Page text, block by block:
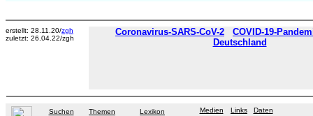
erstellt: 28.11.20/zgh
zuletzt: 26.04.22/zgh
Coronavirus-SARS-CoV-2
COVID-19-
Deutschland
Suchen Themen
Lexikon
Medien Links
Daten